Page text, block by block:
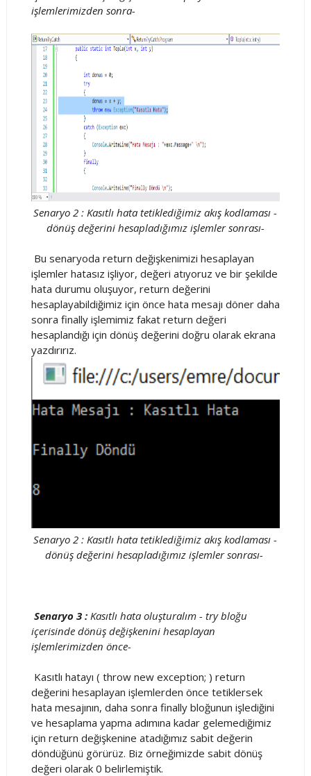
işlemlerimizden sonra-
Senaryo 2 : Kasıtlı hata tetiklediğimiz akış kodlaması -
dönüş değerini hesapladığımız işlemler sonrası-
Bu senaryoda return değişkenimizi hesaplayan
işlemler hatasız işliyor, değeri atıyoruz ve bir şekilde
hata durumu oluşuyor, return değerini
hesaplayabildiğimiz için önce hata mesajı döner daha
sonra finally işlemimiz fakat return değeri
hesaplandığı için dönüş değerini doğru olarak ekrana
yazdırırız.
Senaryo 2 : Kasıtlı hata tetiklediğimiz akış kodlaması -
dönüş değerini hesapladığımız işlemler sonrası-
Senaryo 3 :Kasıtlı hata oluşturalım - try bloğu
içerisinde dönüş değişkenini hesaplayan
işlemlerimizden önce-
Kasıtlı hatayı ( throw new exception; ) return
değerini hesaplayan işlemlerden önce tetiklersek
hata mesajının, daha sonra finally bloğunun işlediğini
ve hesaplama yapma adımına kadar gelemediğimiz
için return değişkenine atadığımız sabit değerin
döndüğünü görürüz. Biz örneğimizde sabit dönüş
değeri olarak 0 belirlemiştik.